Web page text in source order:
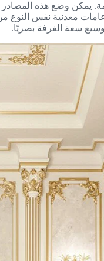
يمكن وضع هذه
دعامات معدنية نفس
سعة الغرفة بصريًا.